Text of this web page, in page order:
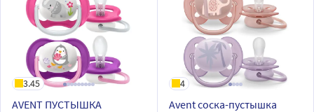
3.45
AVENT ПУСТЫШКА
4
Avent соска-пустышка